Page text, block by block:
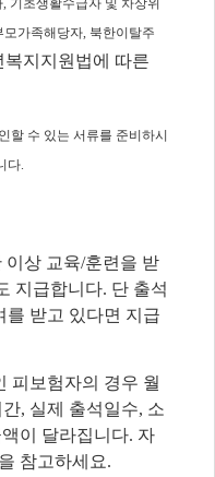
, 기초생활수급자 및 차상위
모가족해당자, 북한이탈주
복지지원법에 따른
할 수 있는 서류를 준비하시
다.
이상 교육/훈련을 받
지급합니다. 단 출석
를 받고 있다면 지급
피보험자의 경우 월
간, 실제 출석일수, 소
이 달라집니다. 자
참고하세요.